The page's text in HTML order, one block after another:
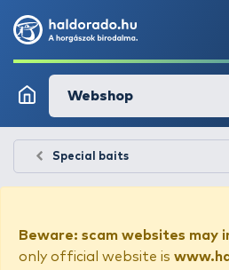
Webshop
Special baits
Beware: scam websites may
only official website is